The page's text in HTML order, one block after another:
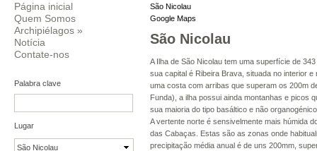
Página inicial
Quem Somos
Archipiélagos »
Notícia
Contate-nos
Palabra clave
Lugar
São Nicolau
Google Maps
São Nicolau
A Ilha de São Nicolau tem uma superfície de
sua capital é Ribeira Brava, situada no interior
uma costa com arribas que superam os 200m
Funda), a ilha possui ainda montanhas e picos
sua maioria do tipo basáltico e não
A vertente norte é sensivelmente mais húmida
das Cabaças. Estas são as zonas onde
precipitação média anual é de uns 200mm,